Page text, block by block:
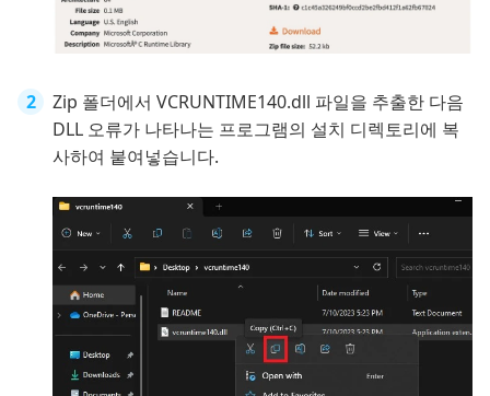
Zip 폴더에서 VCRUNTIME140.dll 파일을 추출한 다음
DLL 오류가 나타나는 프로그램의 설치 디렉토리에 복
사하여 붙여넣습니다.